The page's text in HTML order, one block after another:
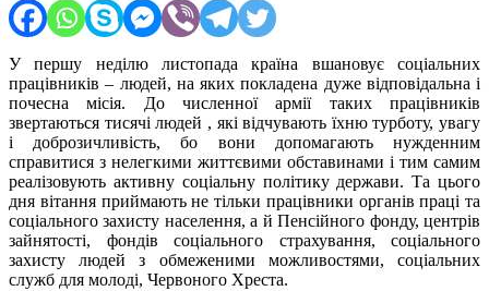
У першу неділю листопада країна вшановує соціальних
працівників – людей, на яких покладена дуже відповідальна і
почесна місія. До численної армії таких працівників
звертаються тисячі людей , які відчувають їхню турботу, увагу
і доброзичливість, бо вони допомагають нужденним
справитися з нелегкими життєвими обставинами і тим самим
реалізовують активну соціальну політику держави. Та цього
дня вітання приймають не тільки працівники органів праці та
соціального захисту населення, а й Пенсійного фонду, центрів
зайнятості, фондів соціального страхування, соціального
захисту людей з обмеженими можливостями, соціальних
служб для молоді, Червоного Хреста.